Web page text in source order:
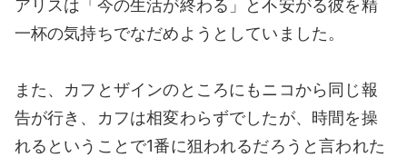
アリスは「今の生活が終わる」と不安がる彼を精
一杯の気持ちでなだめようとしていました。
また、カフとザインのところにもニコから同じ報
告が行き、カフは相変わらずでしたが、時間を操
れるということで1番に狙われるだろうと言われた